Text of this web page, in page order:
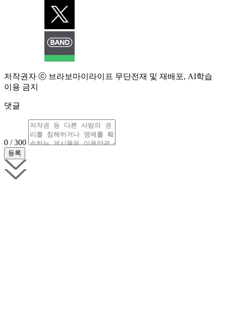
저작권자 ⓒ 브라보마이라이프 무단전재 및 재배포, AI학습
이용 금지
댓글
0 / 300